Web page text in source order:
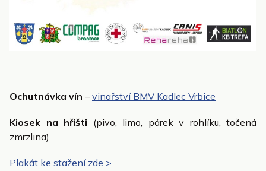
Ochutnávka vín – vinařství BMV Kadlec Vrbice
Kiosek na hřišti (pivo, limo, párek v rohlíku, točená
zmrzlina)
Plakát ke stažení zde >